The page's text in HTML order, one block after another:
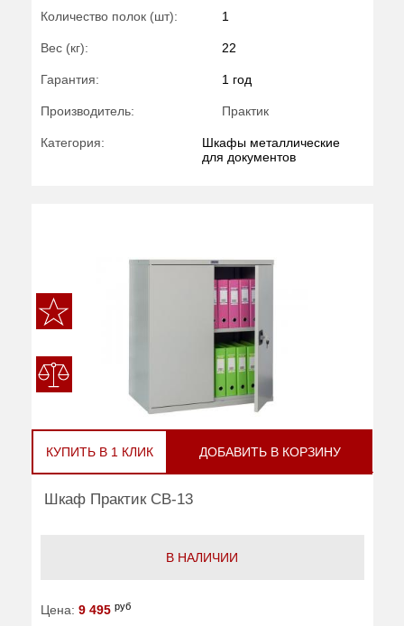
Количество полок (шт): 1
Вес (кг): 22
Гарантия: 1 год
Производитель: Практик
Категория:
Шкафы металлические
для документов
КУПИТЬ В 1 КЛИК ДОБАВИТЬ В КОРЗИНУ
Шкаф Практик CB-13
В НАЛИЧИИ
Цена: 9 495 руб